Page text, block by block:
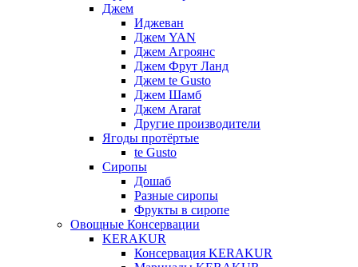
Джем
Иджеван
Джем YAN
Джем Агроянс
Джем Фрут Ланд
Джем te Gusto
Джем Шамб
Джем Ararat
Другие производители
Ягоды протёртые
te Gusto
Сиропы
Дошаб
Разные сиропы
Фрукты в сиропе
Овощные Консервации
KERAKUR
Консервация KERAKUR